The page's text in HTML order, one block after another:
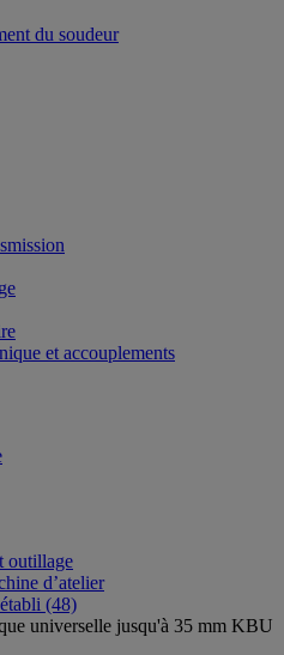
du soudeur
et accouplements
outillage
d’atelier
(48)
universelle jusqu'à 35 mm KBU